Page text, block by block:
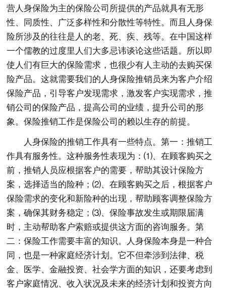
营人身保险为主的保险公司所提供的产品就具有无形
性、同质性、广泛多样性和分散性等特性。而且人身保
险所涉及的往往是人的老、死、疾、残等。在中国这样
一个儒教的过度里人们大多忌讳谈论这些话题。所以即
使人们有巨大的保险需求，也很少有人主动的去购买保
险产品。这就需要我们的人身保险推销员来为客户介绍
保险产品，引导客户发现需求，激发客户实现需求，推
销公司的保险产品，提高公司的业绩，提升公司的形
象。保险推销工作是保险公司的赖以生存的前提。
人身保险的推销工作具有一些特点。第一：推销工
作具有服务性。这种服务性表现为：⑴、在顾客购买之
前，推销人员应根据客户的需要，帮助其设计保险方
案，选择适当的险种；⑵、在顾客购买之后，根据客户
保险需求的变化和新险种的出现，帮助顾客调整保险方
案，确保其财务稳定；⑶、保险事故发生或期限届满
时，主动帮助客户索赔或提供这方面的咨询服务。第
二：保险工作需要丰富的知识。人身保险本身是一种合
同，也是一种家庭经济计划。它不但牵涉到法律、税
金、医学、金融投资、社会学方面的知识，还要考虑到
客户家庭情况、收入状况及未来的经济计划和投资方向